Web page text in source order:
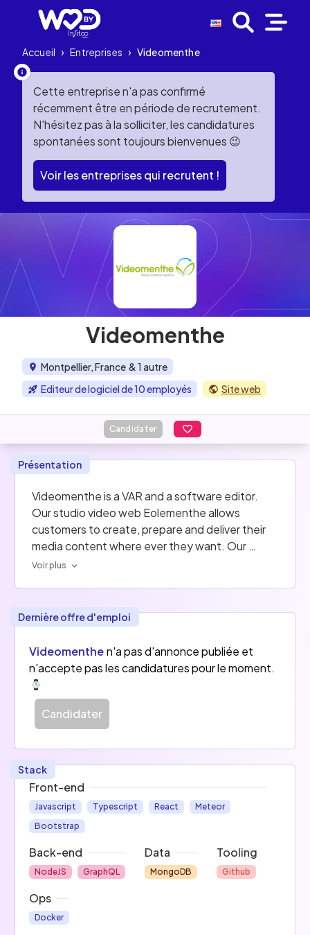
Accueil › Entreprises › Videomenthe
Cette entreprise n'a pas confirmé
récemment être en période de recrutement.
N'hésitez pas à la solliciter, les candidatures
spontanées sont toujours bienvenues 😉
Voir les entreprises qui recrutent !
Videomenthe
Montpellier, France & 1 autre
Editeur de logiciel de 10 employés
Site web
Candidater
Présentation
Videomenthe is a VAR and a software editor.
Our studio video web Eolementhe allows
customers to create, prepare and deliver their
media content where ever they want. Our
customers are TV stations, production houses,
Voir plus
Dernière offre d'emploi
Videomenthe n'a pas d'annonce publiée et
n'accepte pas les candidatures pour le moment.
Candidater
Stack
Front-end
Javascript Typescript React
Meteor
Bootstrap
Back-end
NodeJS GraphQL
Data
MongoDB
Tooling
Github
Ops
Docker